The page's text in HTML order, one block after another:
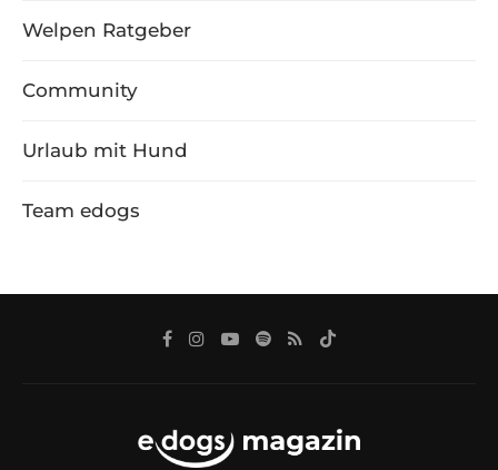
Welpen Ratgeber
Community
Urlaub mit Hund
Team edogs